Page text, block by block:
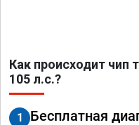
Как происходит чип
105 л.с.?
1 Бесплатная